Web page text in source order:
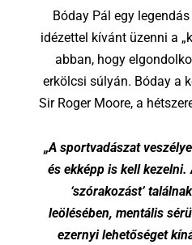
Bóday Pál egy
idézettel kívánt üzenni a
abban, hogy
erkölcsi súlyán. Bóday a
Sir Roger Moore, a
„A sportvadászat
és ekképp is kell kezelni.
‘szórakozást’
leölésében, mentális
ezernyi lehetőséget